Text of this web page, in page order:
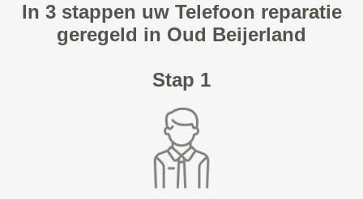
In 3 stappen uw Telefoon reparatie
geregeld in Oud Beijerland
Stap 1